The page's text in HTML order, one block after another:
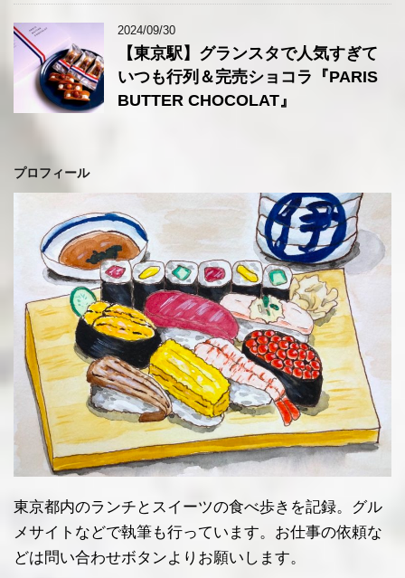
2024/09/30
【東京駅】グランスタで人気すぎて
いつも行列＆完売ショコラ『PARIS
BUTTER CHOCOLAT』
プロフィール
東京都内のランチとスイーツの食べ歩きを記録。グル
メサイトなどで執筆も行っています。お仕事の依頼な
どは問い合わせボタンよりお願いします。